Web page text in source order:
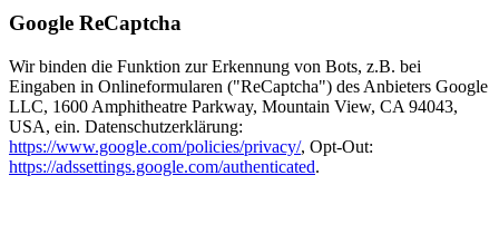
Google ReCaptcha
Wir binden die Funktion zur Erkennung von Bots, z.B. bei
Eingaben in Onlineformularen ("ReCaptcha") des Anbieters Google
LLC, 1600 Amphitheatre Parkway, Mountain View, CA 94043,
USA, ein. Datenschutzerklärung:
https://www.google.com/policies/privacy/, Opt-Out:
https://adssettings.google.com/authenticated.